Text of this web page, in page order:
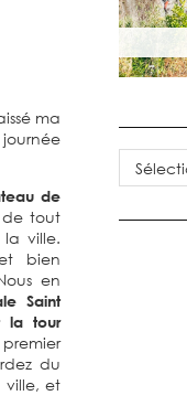
ma
de
de tout
ville.
bien
en
Saint
la tour
du
et
Catégories